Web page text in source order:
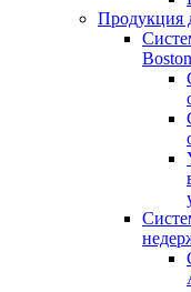
Продукция